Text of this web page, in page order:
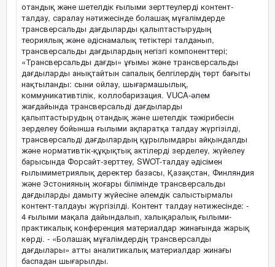
отандық және шетелдік ғылыми зерттеулерді контент-
талдау, саралау нәтижесінде болашақ мұғалімдерде
трансверсальды дағдыларды қалыптастырудың
теориялық және әдіснамалық тетіктері талданып,
трансверсальды дағдылардың негізгі компоненттері;
«Трансверсальды дағды» ұғымы және трансверсальды
дағдыларды анықтайтын сапалық белгілердің төрт бағыты
нақтыланды: сыни ойлау, шығармашылық,
коммуникативтілік, коллобаризация. VUCA-әлем
жағдайында трансверсальді дағдыларды
қалыптастырудың отандық және шетелдік тәжірибесін
зерделеу бойынша ғылыми ақпаратқа талдау жүргізілді,
трансверсальді дағдылардың құрылымдары айқындалды
және нормативтік-құқықтық актілерді зерделеу, жүйелеу
барысында Форсайт-зерттеу, SWOT-талдау әдісімен
ғылымиметриялық деректер базасы, Қазақстан, Финляндия
және Эстонияның жоғары білімінде трансверсальды
дағдыларды дамыту жүйесіне әлемдік салыстырмалы
контент-талдауы жүргізілді. Контент талдау нәтижесінде: -
4 ғылыми мақала дайындалып, халықаралық ғылыми-
практикалық конференция материалдар жинағында жарық
көрді. - «Болашақ мұғалімдердің трансверсалды
дағдылары» атты аналитикалық материалдар жинағы
баспадан шығарылды.